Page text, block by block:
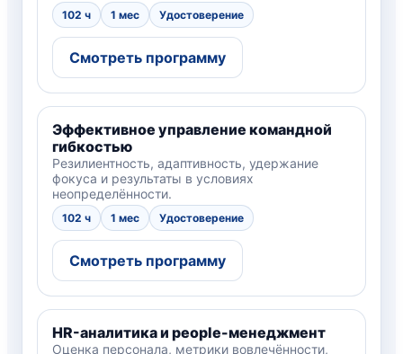
102 ч 1 мес Удостоверение
Смотреть программу
Эффективное управление командной
гибкостью
Резилиентность, адаптивность, удержание
фокуса и результаты в условиях
неопределённости.
102 ч 1 мес Удостоверение
Смотреть программу
HR-аналитика и people-менеджмент
Оценка персонала, метрики вовлечённости,